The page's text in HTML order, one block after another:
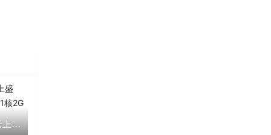
【腾讯云】11.11 云上盛惠，云产品限时抢购，1核2G云服务器首年88元